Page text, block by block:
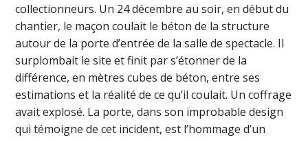
collectionneurs. Un 24 décembre au soir, en début du
chantier, le maçon coulait le béton de la structure
autour de la porte d’entrée de la salle de spectacle. Il
surplombait le site et finit par s’étonner de la
différence, en mètres cubes de béton, entre ses
estimations et la réalité de ce qu’il coulait. Un coffrage
avait explosé. La porte, dans son improbable design
qui témoigne de cet incident, est l’hommage d’un